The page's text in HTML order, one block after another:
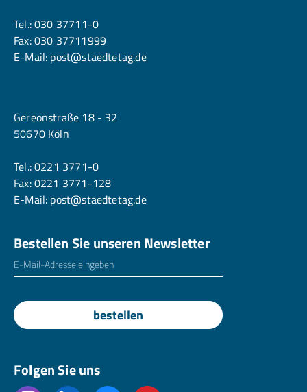
Tel.:030 37711-0
Fax: 030 37711999
E-Mail: post@staedtetag.de
Gereonstraße 18 - 32
50670 Köln
Tel.:0221 3771-0
Fax: 0221 3771-128
E-Mail: post@staedtetag.de
Bestellen Sie unseren Newsletter
E-Mailadresse
bestellen
Folgen Sie uns